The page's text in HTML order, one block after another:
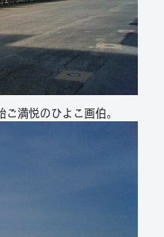
満悦のひよこ画伯。